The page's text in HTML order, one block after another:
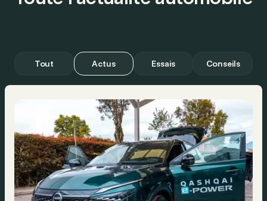
Tout Actus Essais Conseils